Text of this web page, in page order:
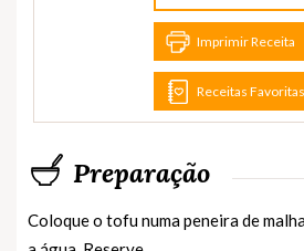
Imprimir Receita
Receitas Favoritas
Preparação
Coloque o tofu numa peneira de